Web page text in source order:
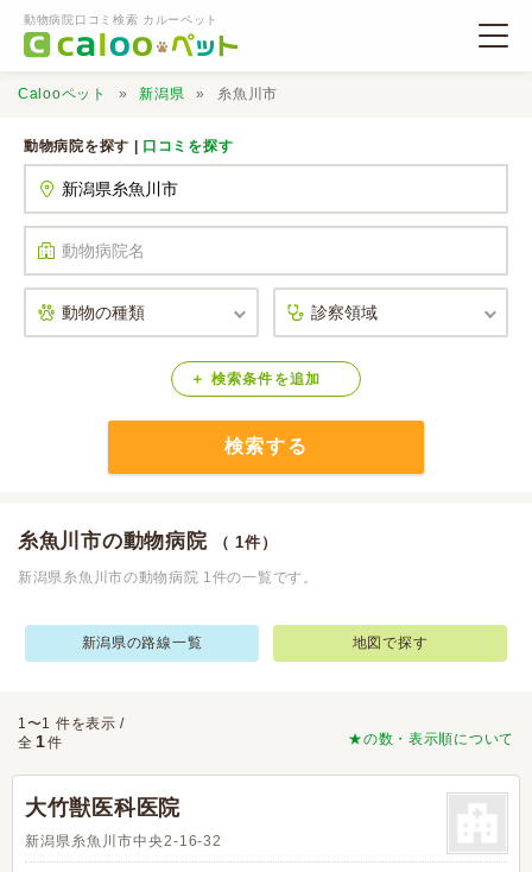
動物病院口コミ検索 カルーペット
口コミ検索
Calooペットとは？
Calooペット 新潟県 糸魚川市
動物病院を探す | 口コミを探す
検索条件 を追加
検索する
糸魚川市の動物病院 （ 1件）
新潟県糸魚川市の動物病院 1件の一覧です。
新潟県の路線一覧 地図で探す
★の数・表示順について
1〜1 件を表示 /
全 1件
大竹獣医科医院
新潟県糸魚川市中央2-16-32